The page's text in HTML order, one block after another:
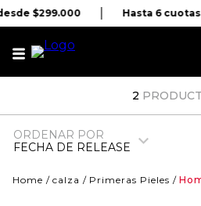
$299.000 Hasta 6
2
ORDENAR POR
FECHA DE RELEASE
calza Primeras Pieles